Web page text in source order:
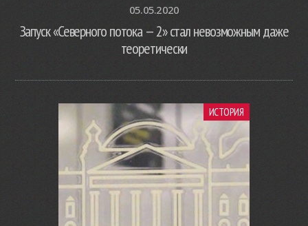
05.05.2020
Запуск «Северного потока — 2» стал невозможным даже
теоретически
ИСТОРИЯ